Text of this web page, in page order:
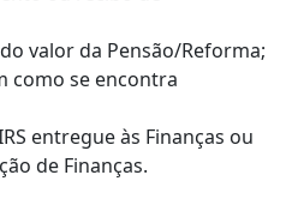
valor da Pensão/Reforma;
como se encontra
entregue às Finanças ou
de Finanças.